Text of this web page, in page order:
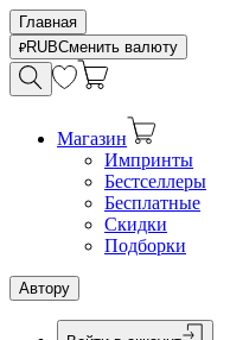
Главная
RUBСменить валюту
Магазин
Импринты
Бестселлеры
Бесплатные
Скидки
Подборки
Автору